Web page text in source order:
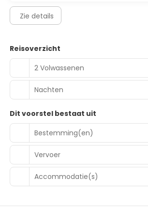
Zie details
Reisoverzicht
2 Volwassenen
Nachten
Dit voorstel bestaat uit
Bestemming(en)
Vervoer
Accommodatie(s)